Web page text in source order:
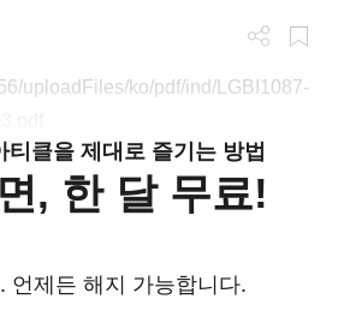
uploadFiles/ko/pdf/ind/LGBI1087-
티클을 제대로 즐기는 방법
, 한 달 무료!
언제든 해지 가능합니다.